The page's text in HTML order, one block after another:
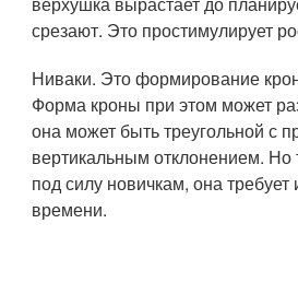
срезают. Это простимулирует
Ниваки. Это формирование
Форма кроны при этом может
она может быть треугольной с
вертикальным отклонением. Но
под силу новичкам, она
времени.